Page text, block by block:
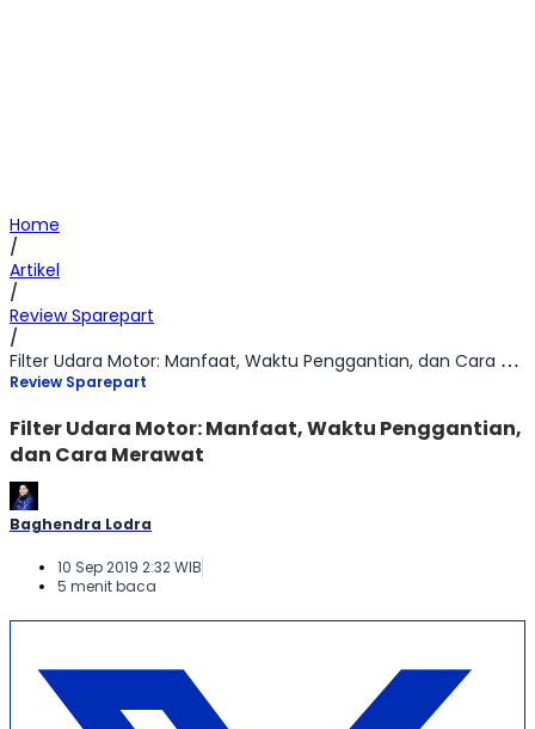
Home
/
Artikel
/
Review Sparepart
/
Filter Udara Motor: Manfaat, Waktu Penggantian, dan Cara Merawat
Review Sparepart
Filter Udara Motor: Manfaat, Waktu Penggantian,
dan Cara Merawat
Baghendra Lodra
10 Sep 2019 2:32 WIB
5 menit baca